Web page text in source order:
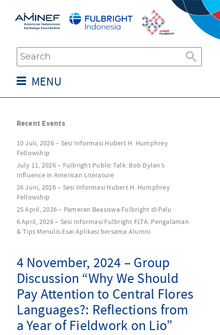
MENU
Recent Events
10 Juli, 2026 – Sesi Informasi Hubert H. Humphrey
Fellowship
July 11, 2026 – Fulbright Public Talk: Bob Dylan’s
Influence in American Literature
26 Juni, 2026 – Sesi Informasi Hubert H. Humphrey
Fellowship
25 April, 2026 – Pameran Beasiswa Fulbright di Palu
6 April, 2026 – Sesi Informasi Fulbright FLTA: Pengalaman
& Tips Menulis Esai Aplikasi bersama Alumni
4 November, 2024 – Group
Discussion “Why We Should
Pay Attention to Central Flores
Languages?: Reflections from
a Year of Fieldwork on Lio”